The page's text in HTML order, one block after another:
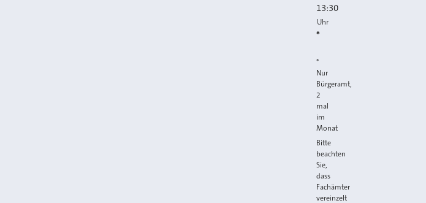
13:30
Uhr
*
*
Nur
Bürgeramt,
2
mal
im
Monat
Bitte
beachten
Sie,
dass
Fachämter
vereinzelt